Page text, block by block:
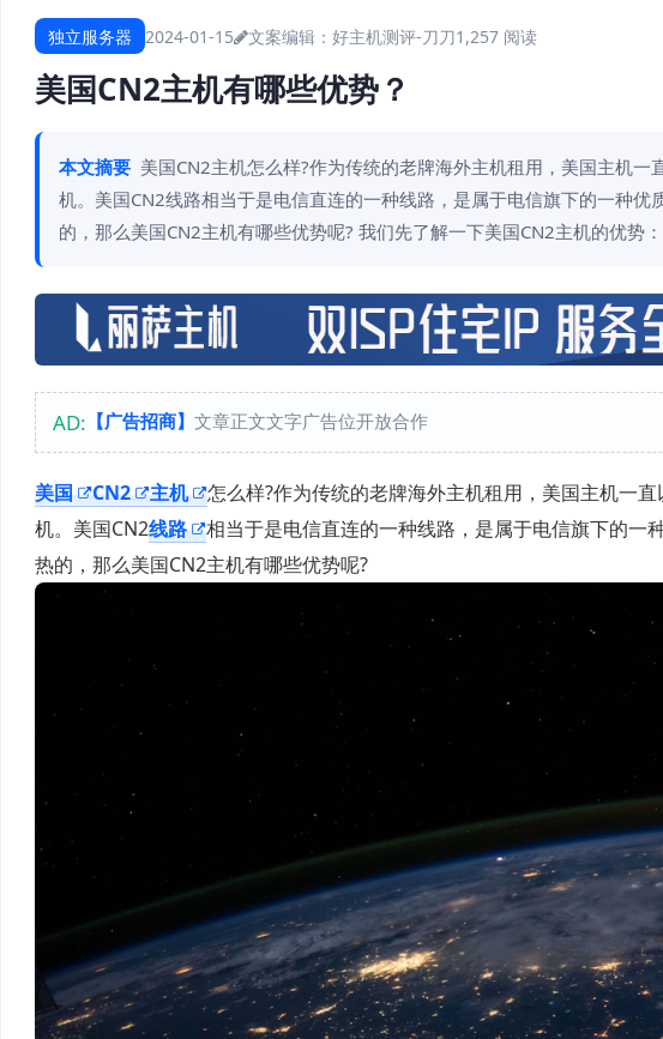
独立服务器 2024-01-15 文案编辑：好主机测评-刀刀1,257 阅读
美国CN2主机有哪些优势？
本文摘要 美国CN2主机怎么样?作为传统的老牌海外主机租用，美国主机
机。美国CN2线路相当于是电信直连的一种线路，是属于电信旗下的一种
的，那么美国CN2主机有哪些优势呢? 我们先了解一下美国CN2主机的优势
AD: 【广告招商】 文章正文文字广告位开放合作
美国 CN2 主机
怎么样?作为传统的老牌海外主机租用，美国主机一
机。美国CN2线路
相当于是电信直连的一种线路，是属于电信旗下的一
热的，那么美国CN2主机有哪些优势呢?